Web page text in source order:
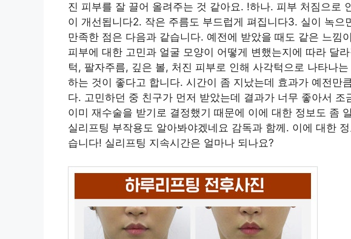
진 피부를 잘 끌어 올려주는 것 같아요. !하나. 피부 처짐으로
이 개선됩니다2. 작은 주름도 부드럽게 펴집니다3. 실이 녹으
만족한 점은 다음과 같습니다. 예전에 받았을 때도 같은 느낌
피부에 대한 고민과 얼굴 모양이 어떻게 변했는지에 따라 달
턱, 팔자주름, 깊은 볼, 처진 피부로 인해 사각턱으로 나타나
하는 것이 좋다고 합니다. 시간이 좀 지났는데 효과가 예전만
다. 고민하던 중 친구가 먼저 받았는데 결과가 너무 좋아서
이미 재수술을 받기로 결정했기 때문에 이에 대한 정보도 좀
실리프팅 부작용도 알아봐야겠네요 감독과 함께. 이에 대한
습니다! 실리프팅 지속시간은 얼마나 되나요?